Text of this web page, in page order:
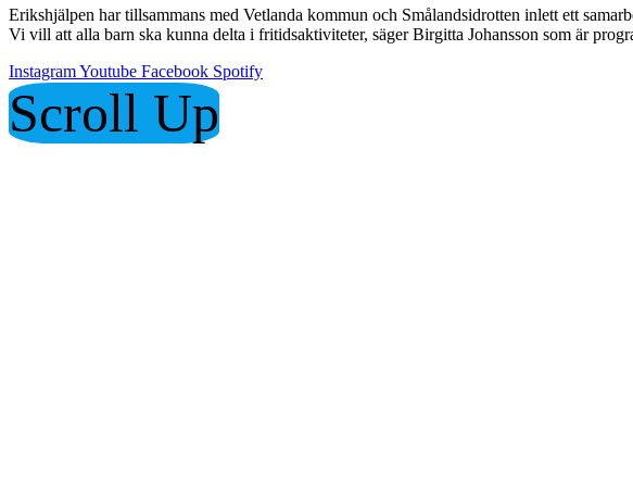
Erikshjälpen har tillsammans med Vetlanda kommun och Smålandsidrotten inlett ett
Vi vill att alla barn ska kunna delta i fritidsaktiviteter, säger Birgitta Johansson som är
InstagramYoutube Facebook Spotify
Scroll Up